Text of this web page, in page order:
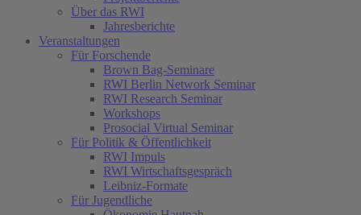
Über das RWI
Jahresberichte
Veranstaltungen
Für Forschende
Brown Bag-Seminare
RWI Berlin Network Seminar
RWI Research Seminar
Workshops
Prosocial Virtual Seminar
Für Politik & Öffentlichkeit
RWI Impuls
RWI Wirtschaftsgespräch
Leibniz-Formate
Für Jugendliche